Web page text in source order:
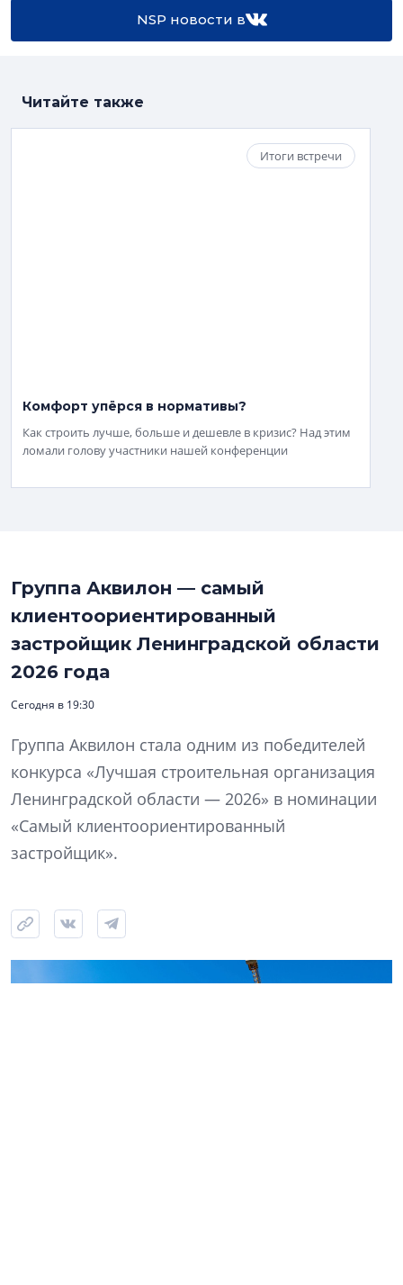
NSP новости в
Читайте также
Итоги встречи
Комфорт упёрся в нормативы?
Как строить лучше, больше и дешевле в кризис? Над этим
ломали голову участники нашей конференции
Группа Аквилон — самый
клиентоориентированный
застройщик Ленинградской области
2026 года
Сегодня в 19:30
Группа Аквилон стала одним из победителей
конкурса «Лучшая строительная организация
Ленинградской области — 2026» в номинации
«Самый клиентоориентированный
застройщик».